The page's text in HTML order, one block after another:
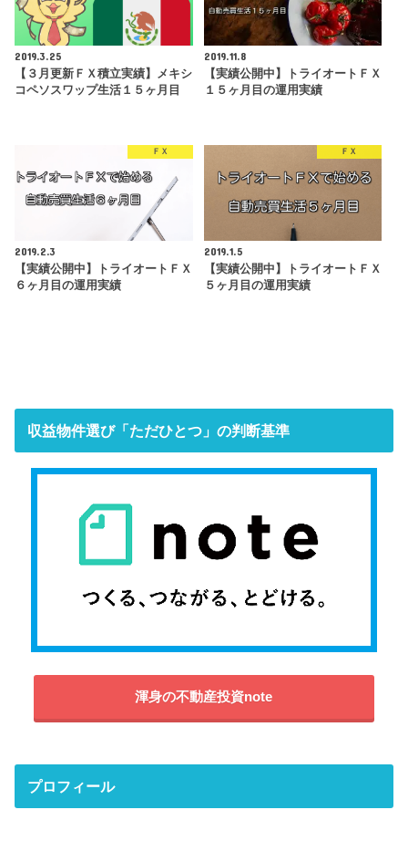
2019.3.25
【３月更新ＦＸ積立実績】メキシ
コペソスワップ生活１５ヶ月目
2019.11.8
【実績公開中】トライオートＦＸ
１５ヶ月目の運用実績
ＦＸ
2019.2.3
【実績公開中】トライオートＦＸ
６ヶ月目の運用実績
ＦＸ
2019.1.5
【実績公開中】トライオートＦＸ
５ヶ月目の運用実績
収益物件選び「ただひとつ」の判断基準
渾身の不動産投資note
プロフィール